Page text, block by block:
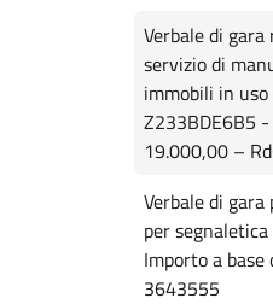
Verbale di
servizio di
immobili in uso
Z233BDE6B5 -
19.000,00 –
Verbale di
per
Importo a base
3643555